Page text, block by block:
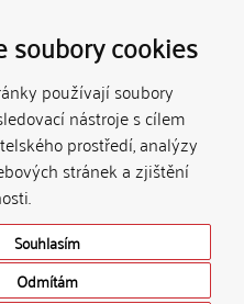
soubory cookies
používají soubory
nástroje s cílem
prostředí, analýzy
stránek a zjištění
Souhlasím
Odmítám